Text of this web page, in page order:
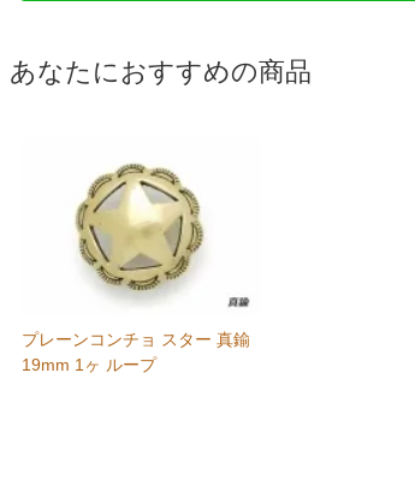
あなたにおすすめの商品
プレーンコンチョ スター 真鍮
19mm 1ヶ ループ